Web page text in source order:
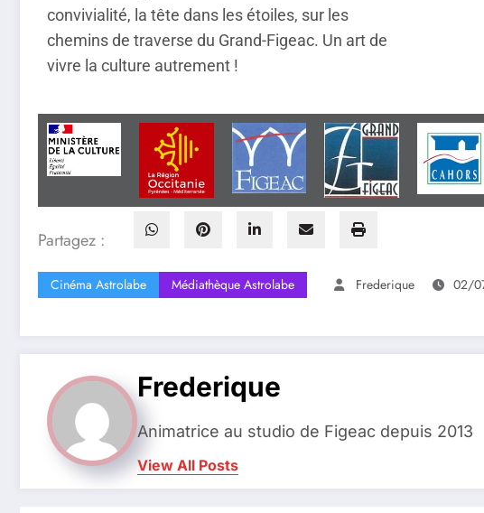
convivialité, la tête dans les étoiles, sur les
chemins de traverse du Grand-Figeac. Un art de
vivre la culture autrement !
Partagez :
Cinéma Astrolabe Médiathèque Astrolabe Frederique 02/
Frederique
Animatrice au studio de Figeac depuis 2013
View All Posts